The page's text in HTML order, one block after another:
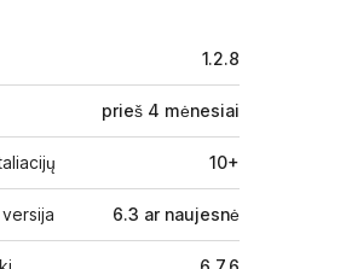
1.2.8
prieš 4 mėnesiai
10+
6.3 ar naujesnė